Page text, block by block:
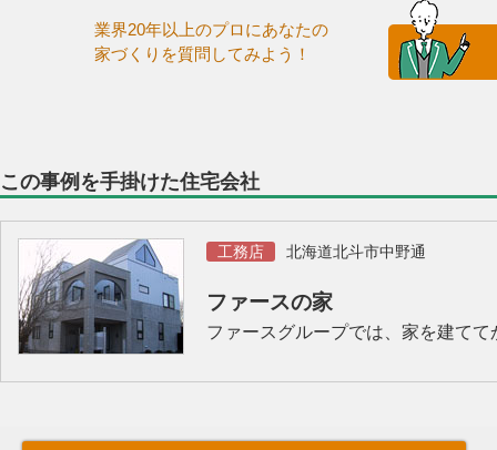
業界20年以上のプロにあなたの
家づくりを質問してみよう！
この事例を手掛けた住宅会社
工務店 北海道北斗市中野通
ファースの家
ファースグループでは、家を建て